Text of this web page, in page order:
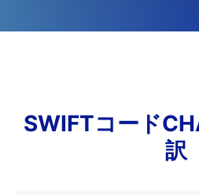
SWIFTコード
訳